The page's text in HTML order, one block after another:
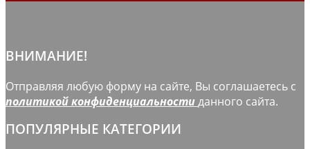
ВНИМАНИЕ!
Отправляя любую форму на сайте, Вы соглашаетесь с
политикой конфиденциальностиданного сайта.
ПОПУЛЯРНЫЕ КАТЕГОРИИ